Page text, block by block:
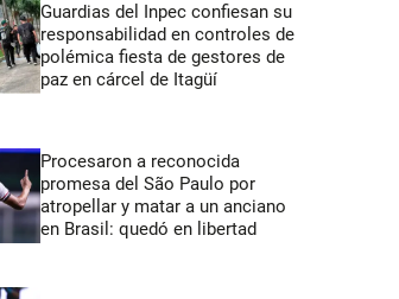
Guardias del Inpec confiesan su
responsabilidad en controles de
polémica fiesta de gestores de
paz en cárcel de Itagüí
Procesaron a reconocida
promesa del São Paulo por
atropellar y matar a un anciano
en Brasil: quedó en libertad